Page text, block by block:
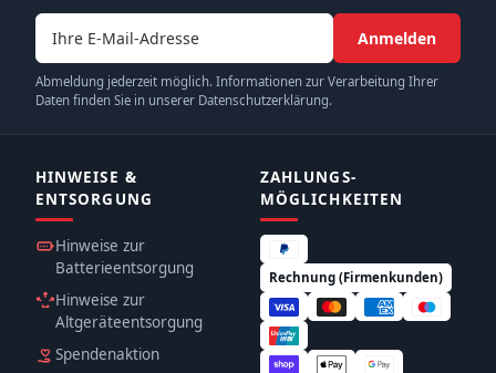
E-Mail-Adresse
Anmelden
Abmeldung jederzeit möglich. Informationen zur Verarbeitung Ihrer
Daten finden Sie in unserer Datenschutzerklärung.
HINWEISE &
ENTSORGUNG
Hinweise zur
Batterieentsorgung
Hinweise zur
Altgeräteentsorgung
Spendenaktion
ZAHLUNGS­
MÖGLICHKEITEN
Rechnung (Firmenkunden)